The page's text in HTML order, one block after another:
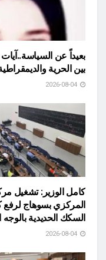
بعيداً عن
بين الحرية
كامل الوزير: تشغيل
المركزي بسوهاج لرفع
السكك الحديدية بالوجه